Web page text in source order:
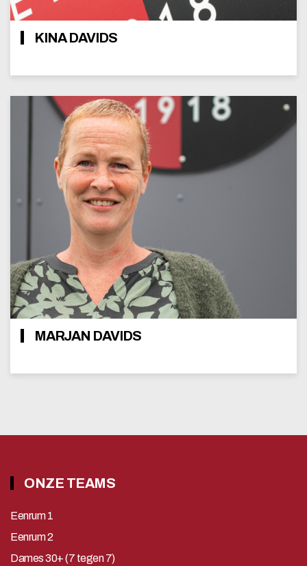
KINA DAVIDS
MARJAN DAVIDS
ONZE TEAMS
Eenrum 1
Eenrum 2
Dames 30+ (7 tegen 7)